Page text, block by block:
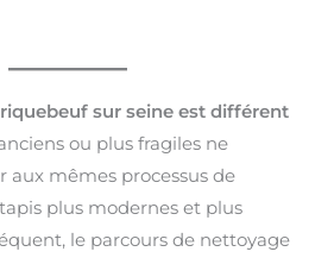
sur seine est différent
ou plus fragiles ne
aux mêmes processus de
plus modernes et plus
le parcours de nettoyage